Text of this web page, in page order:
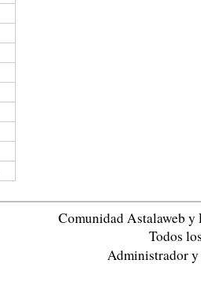
Comunidad Astalaweb y
Todos
Administrador